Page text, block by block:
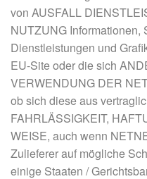
von AUSFALL
NUTZUNG Informationen,
Dienstleistungen und
EU-Site oder die sich
VERWENDUNG DER
ob sich diese aus
FAHRLÄSSIGKEIT,
WEISE, auch wenn
Zulieferer auf mögliche
einige Staaten /